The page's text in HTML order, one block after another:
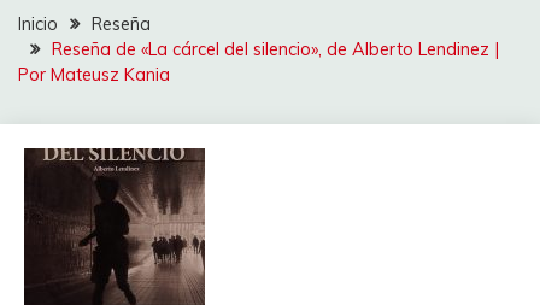
Inicio
Reseña
Reseña de «La cárcel del silencio», de Alberto Lendinez |
Por Mateusz Kania